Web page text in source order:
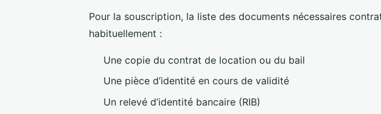
Pour la souscription, la liste des documents nécessaires
habituellement :
Une copie du contrat de location ou du bail
Une pièce d’identité en cours de validité
Un relevé d’identité bancaire (RIB)